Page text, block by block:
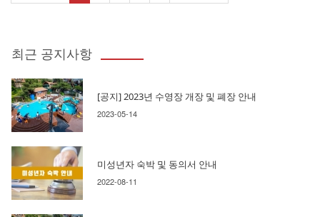
최근 공지사항
[공지] 2023년 수영장 개장 및 폐장 안내
2023-05-14
미성년자 숙박 및 동의서 안내
2022-08-11